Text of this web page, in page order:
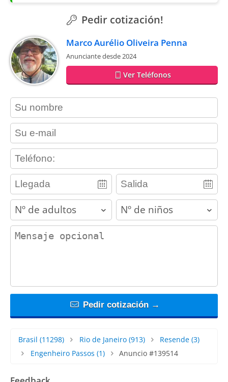
Pedir cotización!
Marco Aurélio Oliveira Penna
Anunciante desde 2024
Ver Teléfonos
contact_name
contact_email
contact_phone
adults children
contact_message
Pedir cotización →
Brasil (11298) Rio de Janeiro(913) Resende (3)
Engenheiro Passos (1) Anuncio #139514